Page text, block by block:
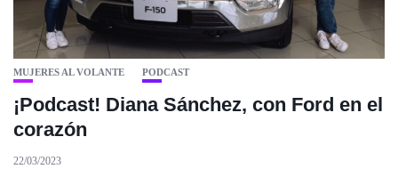
MUJERES AL VOLANTE PODCAST
¡Podcast! Diana Sánchez, con Ford en el
corazón
22/03/2023